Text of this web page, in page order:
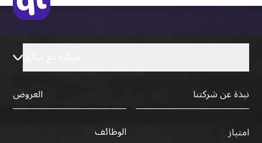
نبذة عن شركتنا
العروض
امتياز
الوظائف